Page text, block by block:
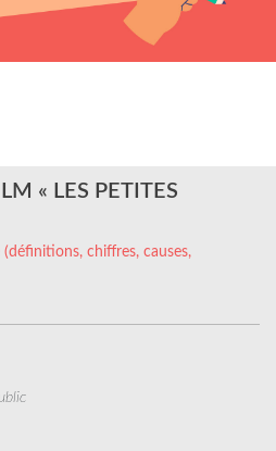
« LES PETITES
chiffres, causes,